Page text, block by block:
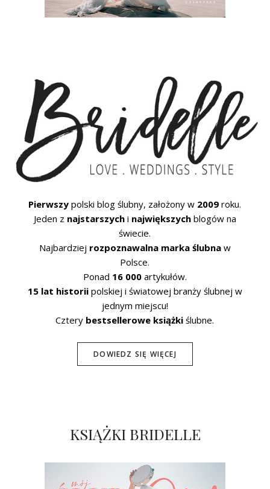
Pierwszy polski blog ślubny, założony w 2009 roku.
Jeden z najstarszychi największychblogów na
świecie.
Najbardziej rozpoznawalna marka ślubnaw
Polsce.
Ponad 16 000artykułów.
15 lat historiipolskiej i światowej branży ślubnej w
jednym miejscu!
Cztery bestsellerowe książki ślubne.
DOWIEDZ SIĘ WIĘCEJ
KSIĄŻKI BRIDELLE